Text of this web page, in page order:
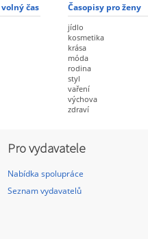
čas Časopisy pro ženy
jídlo
kosmetika
krása
móda
rodina
styl
vaření
výchova
zdraví
Pro vydavatele
Nabídka spolupráce
Seznam vydavatelů